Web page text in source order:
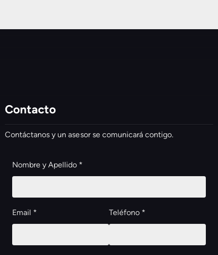
Contacto
Contáctanos y un asesor se comunicará contigo.
Nombre y Apellido *
Email * Teléfono *